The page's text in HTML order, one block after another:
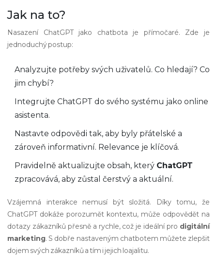
Jak na to?
Nasazení ChatGPT jako chatbota je přímočaré. Zde je
jednoduchý postup:
Analyzujte potřeby svých uživatelů. Co hledají? Co
jim chybí?
Integrujte ChatGPT do svého systému jako online
asistenta.
Nastavte odpovědi tak, aby byly přátelské a
zároveň informativní. Relevance je klíčová.
Pravidelně aktualizujte obsah, který ChatGPT
zpracovává, aby zůstal čerstvý a aktuální.
Vzájemná interakce nemusí být složitá. Díky tomu, že
ChatGPT dokáže porozumět kontextu, může odpovědět na
dotazy zákazníků přesně a rychle, což je ideální pro digitální
marketing. S dobře nastaveným chatbotem můžete zlepšit
dojem svých zákazníků a tím i jejich loajalitu.